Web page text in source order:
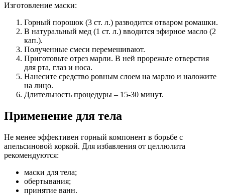
Изготовление маски:
Горный порошок (3 ст. л.) разводится отваром ромашки.
В натуральный мед (1 ст. л.) вводится эфирное масло (2
кап.).
Полученные смеси перемешивают.
Приготовьте отрез марли. В ней прорежьте отверстия
для рта, глаз и носа.
Нанесите средство ровным слоем на марлю и наложите
на лицо.
Длительность процедуры – 15-30 минут.
Применение для тела
Не менее эффективен горный компонент в борьбе с
апельсиновой коркой. Для избавления от целлюлита
рекомендуются:
маски для тела;
обертывания;
принятие ванн.